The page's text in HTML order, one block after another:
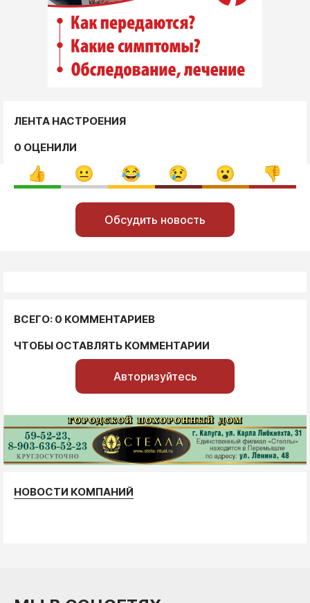
ЛЕНТА НАСТРОЕНИЯ
0 ОЦЕНИЛИ
Обсудить новость
ВСЕГО: 0 КОММЕНТАРИЕВ
ЧТОБЫ ОСТАВЛЯТЬ КОММЕНТАРИИ
Авторизуйтесь
НОВОСТИ КОМПАНИЙ